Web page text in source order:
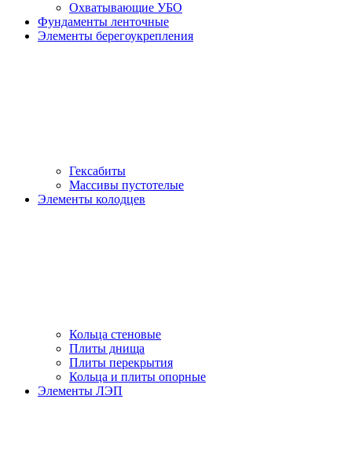
Охватывающие УБО
Фундаменты ленточные
Элементы берегоукрепления
Гексабиты
Массивы пустотелые
Элементы колодцев
Кольца стеновые
Плиты днища
Плиты перекрытия
Кольца и плиты опорные
Элементы ЛЭП